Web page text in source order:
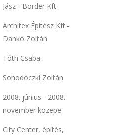
Jász - Border Kft.
Architex Építész Kft.-
Dankó Zoltán
Tóth Csaba
Sohodóczki Zoltán
2008. június - 2008.
november közepe
City Center, építés,